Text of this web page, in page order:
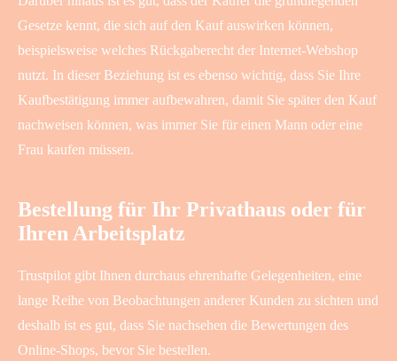
Gesetze kennt, die sich auf den Kauf auswirken können,
beispielsweise welches Rückgaberecht der Internet-Webshop
nutzt. In dieser Beziehung ist es ebenso wichtig, dass Sie Ihre
Kaufbestätigung immer aufbewahren, damit Sie später den Kauf
nachweisen können, was immer Sie für einen Mann oder eine
Frau kaufen müssen.
Bestellung für Ihr Privathaus oder für
Ihren Arbeitsplatz
Trustpilot gibt Ihnen durchaus ehrenhafte Gelegenheiten, eine
lange Reihe von Beobachtungen anderer Kunden zu sichten und
deshalb ist es gut, dass Sie nachsehen die Bewertungen des
Online-Shops, bevor Sie bestellen.